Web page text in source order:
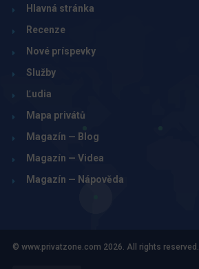
Hlavná stránka
Recenze
Nové príspevky
Služby
Ľudia
Mapa privátů
Magazín — Blog
Magazín — Videa
Magazín — Nápověda
© www.privatzone.com 2026. All rights reserved.